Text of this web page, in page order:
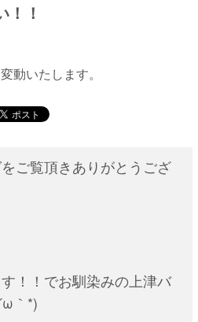
！
動いたします。
ご覧頂きありがとうござ
！！でお馴染みの上津バ
｀*)